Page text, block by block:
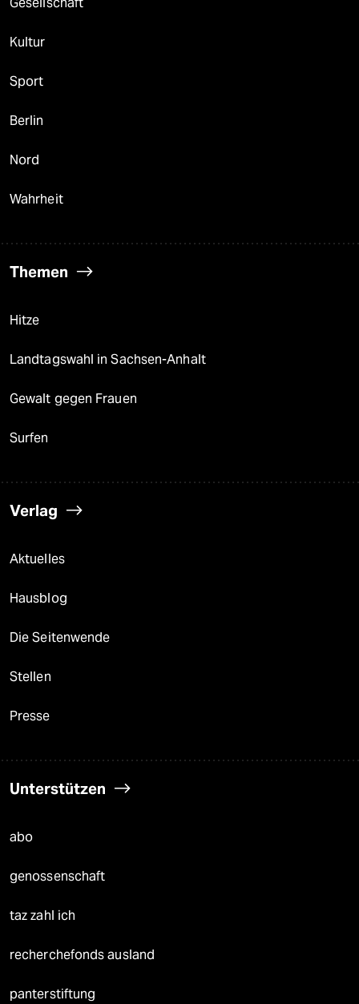
Kultur
Sport
Berlin
Nord
Wahrheit
Themen
Hitze
Landtagswahl in Sachsen-Anhalt
Gewalt gegen Frauen
Surfen
Verlag
Aktuelles
Hausblog
Die Seitenwende
Stellen
Presse
Unterstützen
abo
genossenschaft
taz zahl ich
recherchefonds ausland
panterstiftung